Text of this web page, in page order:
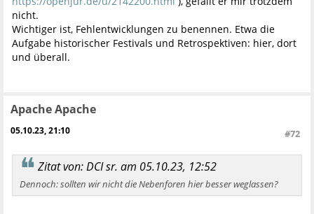
nicht.
Wichtiger ist, Fehlentwicklungen zu benennen. Etwa die
Aufgabe historischer Festivals und Retrospektiven: hier, dort
und überall.
Apache Apache
05.10.23, 21:10 #72
Zitat von: DCI sr. am 05.10.23, 12:52
Dennoch: sollten wir nicht die Nebenforen hier besser weglassen?